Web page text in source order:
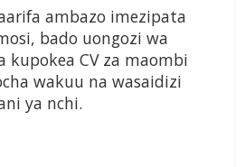
ambazo imezipata
bado uongozi wa
kupokea CV za maombi
wakuu na wasaidizi
ya nchi.